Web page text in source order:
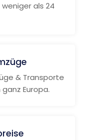
als 24
& Transporte
Europa.